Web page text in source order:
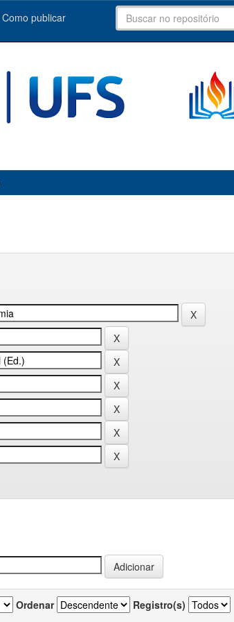
Como publicar
Ordenar Registro(s)